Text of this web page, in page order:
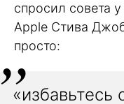
спросил совета
Apple Стива
просто:
«избавьтесь